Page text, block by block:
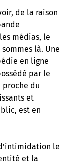
de la raison
médias, le
là. Une
en ligne
par le
du
et
est en
le
et la